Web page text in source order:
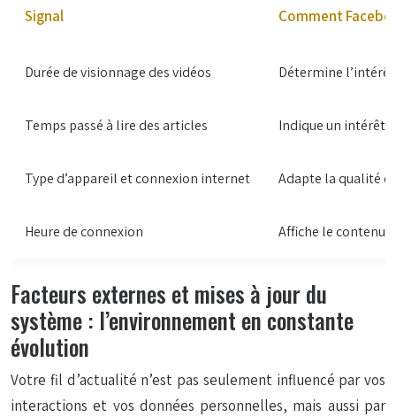
Signal Comment
Durée de visionnage des vidéos Détermine
Temps passé à lire des articles Indique un intérêt
Type d’appareil et connexion internet Adapte la qualité
Heure de connexion Affiche le contenu
Facteurs externes et mises à jour du
système : l’environnement en constante
évolution
Votre fil d’actualité n’est pas seulement influencé par vos
interactions et vos données personnelles, mais aussi par